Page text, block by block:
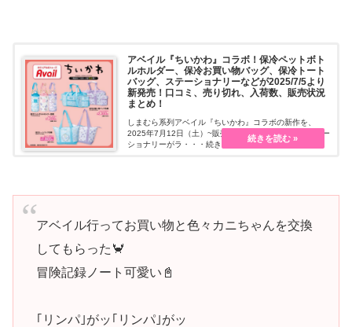
アベイル『ちいかわ』コラボ！保冷ペットボト
ルホルダー、保冷お買い物バッグ、保冷トート
バッグ、ステーショナリーなどが2025/7/5より
新発売！口コミ、売り切れ、入荷数、販売状況
まとめ！
しまむら系列アベイル『ちいかわ』コラボの新作を、
2025年7月12日（土）~販売します。保冷グッズ、ステー
ショナリーがラ・・・続きを読む
アベイル行ってお買い物と色々カニちゃんを交換
してもらった🦀
冒険記録ノート可愛い📓
｢リンパ｣がッ｢リンパ｣がッ